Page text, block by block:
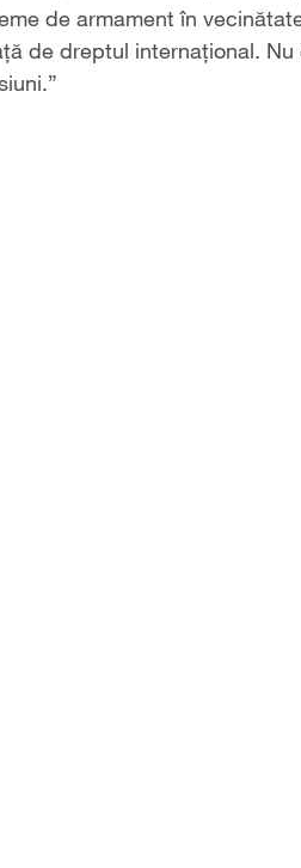
de armament în
de dreptul internațional. Nu